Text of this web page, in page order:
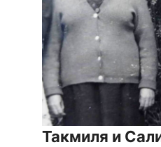
Такмиля и